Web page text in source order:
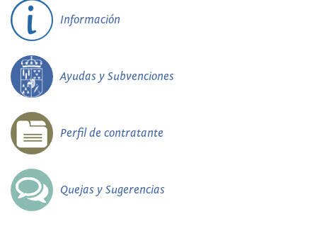
Información
Ayudas y Subvenciones
Perfil de contratante
Quejas y Sugerencias